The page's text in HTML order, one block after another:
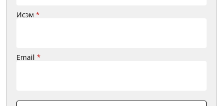
Исэм *
Email *